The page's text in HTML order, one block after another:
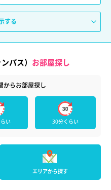
する
パス） お部屋探し
からお部屋探し
い 30分くらい
エリアから探す